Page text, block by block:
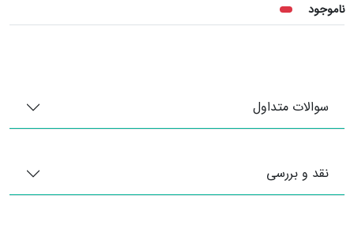
ناموجود
سوالات متداول
نقد و بررسی